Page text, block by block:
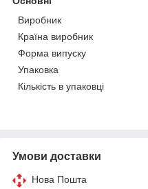
Виробник
Країна виробник
Форма випуску
Упаковка
Кількість в упаковці
Умови доставки
Нова Пошта